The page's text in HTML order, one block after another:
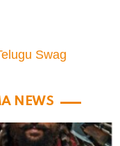
Swag
NEWS